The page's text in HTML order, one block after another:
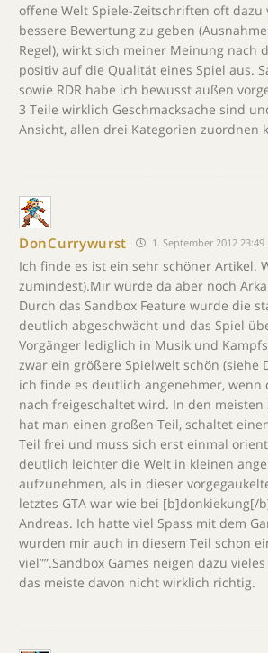
offene Welt Spiele-Zeitschriften oft dazu
bessere Bewertung zu geben
Regel), wirkt sich meiner Meinung nach
positiv auf die Qualität eines Spiel aus.
sowie RDR habe ich bewusst außen
3 Teile wirklich Geschmacksache sind
Ansicht, allen drei Kategorien zuordnen
DonCurrywurst 1. September 2012 23:49
Ich finde es ist ein sehr schöner Artikel.
zumindest).Mir würde da aber noch
Durch das Sandbox Feature wurde die
deutlich abgeschwächt und das Spiel
Vorgänger lediglich in Musik und
zwar ein größere Spielwelt schön (siehe
ich finde es deutlich angenehmer, wenn
nach freigeschaltet wird. In den meisten
hat man einen großen Teil, schaltet
Teil frei und muss sich erst einmal
deutlich leichter die Welt in kleinen
aufzunehmen, als in dieser
letztes GTA war wie bei [b]donkiekung[/
Andreas. Ich hatte viel Spass mit dem
wurden mir auch in diesem Teil schon
viel””.Sandbox Games neigen dazu
das meiste davon nicht wirklich richtig.